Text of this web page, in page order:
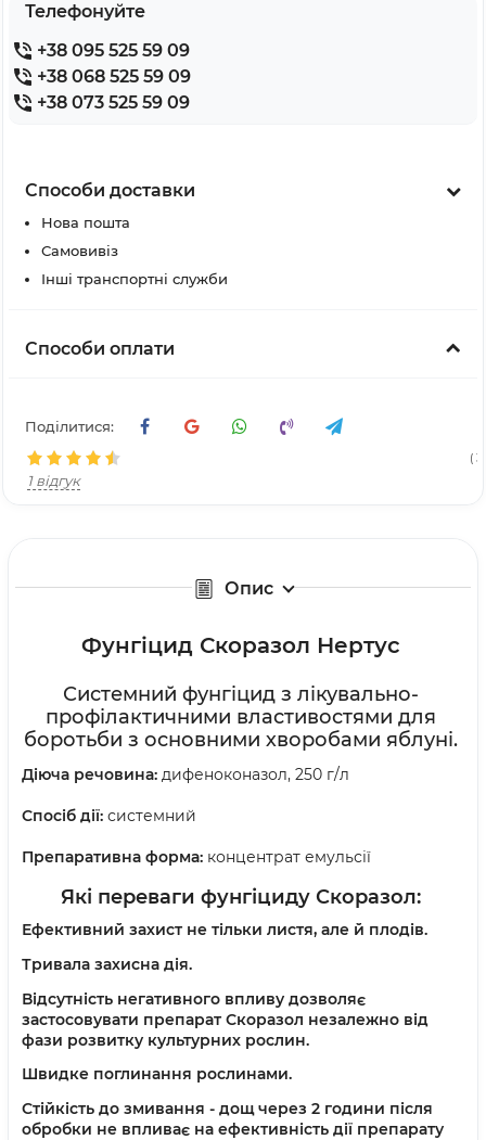
Телефонуйте
+38 095 525 59 09
+38 068 525 59 09
+38 073 525 59 09
Способи доставки
Нова пошта
Самовивіз
Інші транспортні служби
Способи оплати
Поділитися:
(
1 відгук
Опис
Фунгіцид Скоразол Нертус
Системний фунгіцид з лікувально-
профілактичними властивостями для
боротьби з основними хворобами яблуні.
Діюча речовина: дифеноконазол, 250 г/л
Спосіб дії: системний
Препаративна форма: концентрат емульсії
Які переваги фунгіциду Скоразол:
Ефективний захист не тільки листя, але й плодів.
Тривала захисна дія.
Відсутність негативного впливу дозволяє
застосовувати препарат Скоразол незалежно від
фази розвитку культурних рослин.
Швидке поглинання рослинами.
Стійкість до змивання - дощ через 2 години після
обробки не впливає на ефективність дії препарату